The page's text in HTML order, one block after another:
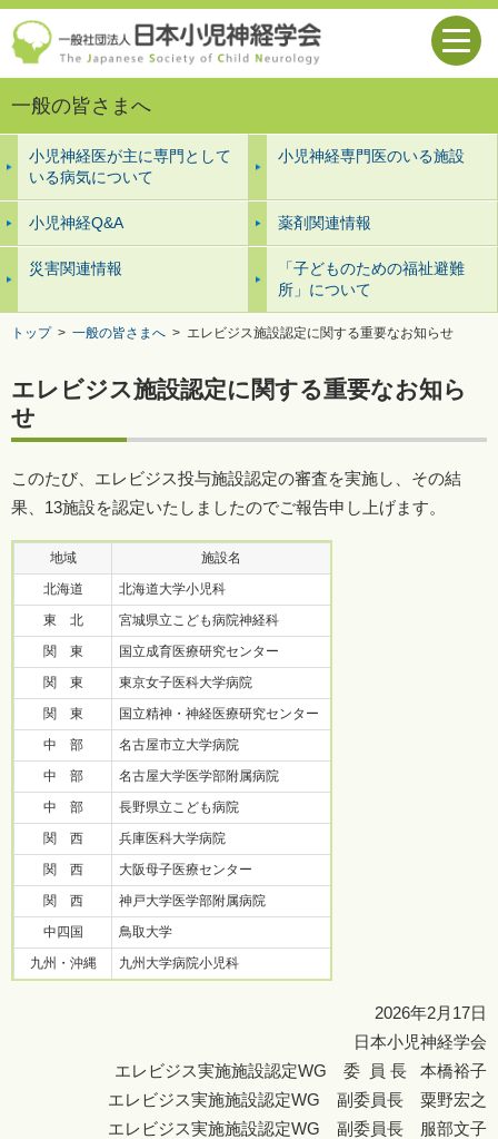
一般の皆さまへ
小児神経医が主に専門として
いる病気について
小児神経専門医のいる施設
小児神経Q&A 薬剤関連情報
災害関連情報
「子どものための福祉避難
所」について
トップ> 一般の皆さまへ > エレビジス施設認定に関する重要なお知らせ
エレビジス施設認定に関する重要なお知ら
せ
このたび、エレビジス投与施設認定の審査を実施し、その結
果、13施設を認定いたしましたのでご報告申し上げます。
地域
施設名
北海道
北海道大学小児科
東 北
宮城県立こども病院神経科
関 東
国立成育医療研究センター
関 東
東京女子医科大学病院
関 東
国立精神・神経医療研究センター
中 部
名古屋市立大学病院
中 部
名古屋大学医学部附属病院
中 部
長野県立こども病院
関 西
兵庫医科大学病院
関 西
大阪母子医療センター
関 西
神戸大学医学部附属病院
中四国
鳥取大学
九州・沖縄
九州大学病院小児科
2026年2月17日
日本小児神経学会
エレビジス実施施設認定WG 委 員 長 本橋裕子
エレビジス実施施設認定WG 副委員長 粟野宏之
エレビジス実施施設認定WG 副委員長 服部文子